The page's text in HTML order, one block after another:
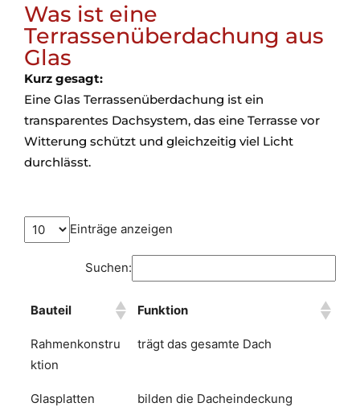
Was ist eine
Terrassenüberdachung aus
Glas
Kurz gesagt:
Eine Glas Terrassenüberdachung ist ein
transparentes Dachsystem, das eine Terrasse vor
Witterung schützt und gleichzeitig viel Licht
durchlässt.
Einträge anzeigen
Suchen:
Bauteil Funktion
Rahmenkonstru
ktion
trägt das gesamte Dach
Glasplatten bilden die Dacheindeckung